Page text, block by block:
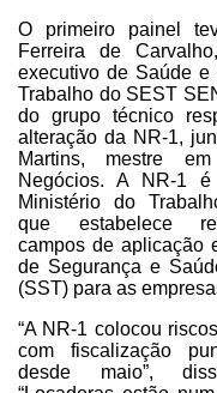
O primeiro painel
Ferreira de
executivo de Saúde e
Trabalho do SEST
do grupo técnico
alteração da NR-1,
Martins, mestre
Negócios. A NR-1
Ministério do
que estabelece
campos de aplicação
de Segurança e
(SST) para as
“A NR-1 colocou
com fiscalização
desde maio”,